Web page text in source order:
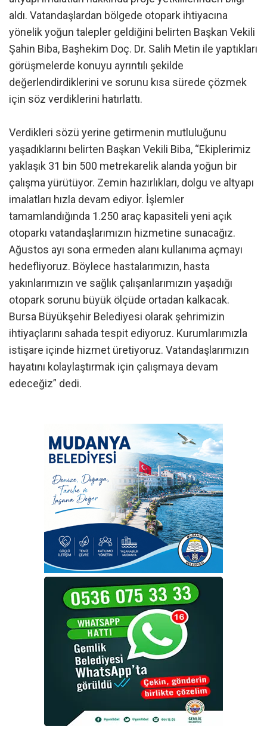
aldı. Vatandaşlardan bölgede otopark ihtiyacına
yönelik yoğun talepler geldiğini belirten Başkan Vekili
Şahin Biba, Başhekim Doç. Dr. Salih Metin ile yaptıkları
görüşmelerde konuyu ayrıntılı şekilde
değerlendirdiklerini ve sorunu kısa sürede çözmek
için söz verdiklerini hatırlattı.
Verdikleri sözü yerine getirmenin mutluluğunu
yaşadıklarını belirten Başkan Vekili Biba, “Ekiplerimiz
yaklaşık 31 bin 500 metrekarelik alanda yoğun bir
çalışma yürütüyor. Zemin hazırlıkları, dolgu ve altyapı
imalatları hızla devam ediyor. İşlemler
tamamlandığında 1.250 araç kapasiteli yeni açık
otoparkı vatandaşlarımızın hizmetine sunacağız.
Ağustos ayı sona ermeden alanı kullanıma açmayı
hedefliyoruz. Böylece hastalarımızın, hasta
yakınlarımızın ve sağlık çalışanlarımızın yaşadığı
otopark sorunu büyük ölçüde ortadan kalkacak.
Bursa Büyükşehir Belediyesi olarak şehrimizin
ihtiyaçlarını sahada tespit ediyoruz. Kurumlarımızla
istişare içinde hizmet üretiyoruz. Vatandaşlarımızın
hayatını kolaylaştırmak için çalışmaya devam
edeceğiz” dedi.